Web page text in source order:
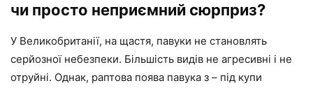
чи просто неприємний сюрприз?
У Великобританії, на щастя, павуки не становлять
серйозної небезпеки. Більшість видів не агресивні і не
отруйні. Однак, раптова поява павука з – під купи